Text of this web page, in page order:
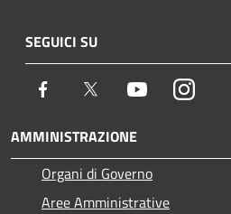
SEGUICI SU
Facebook Twitter Youtube
AMMINISTRAZIONE
Organi di Governo
Aree Amministrative